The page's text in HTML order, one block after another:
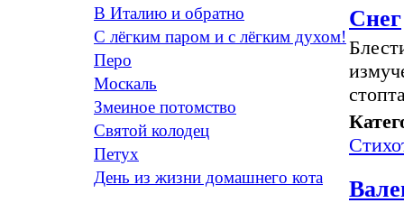
В Италию и обратно
С лёгким паром и с лёгким духом!
Перо
Москаль
Змеиное потомство
Святой колодец
Петух
День из жизни домашнего кота
Снег